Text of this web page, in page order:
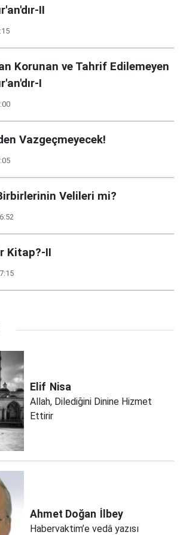
II
Korunan ve Tahrif Edilemeyen
I
Vazgeçmeyecek!
Velileri mi?
Kitap?-II
Elif Nisa
Allah, Dilediğini Dinine Hizmet
Ettirir
Ahmet Doğan İlbey
Habervaktim’e vedâ yazısı